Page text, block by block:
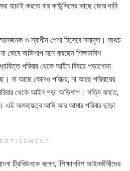
যাচাই করতে বার কাউন্সিলের কাছে জোর দাবি
ও স্বাধীন পেশা হিসেবে সমাদৃত। অথচ
অভিশাপ মনে করছেন শিক্ষানবিশ
পরিবার থেকে আইন বিষয়ে পড়াশোনা
না আছে কোনও পরিচয়, না আছে পরিবারের
থেকে আইন পড়া অভিশাপ। সত্যি বলতে,
এই অসহায়ত্ব আমি আর আমার পরিবার ছাড়া
ট্রিবিউনকে বলেন, ‘শিক্ষানবিশ আইনজীবীদের